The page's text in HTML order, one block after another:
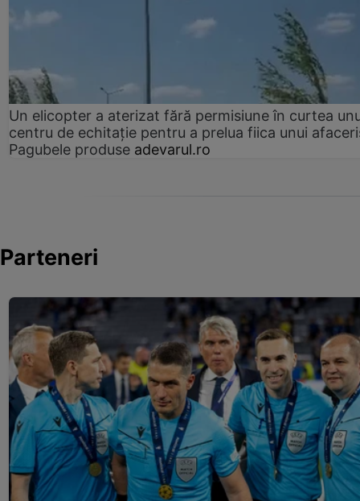
Un elicopter a aterizat fără permisiune în curtea
centru de echitație pentru a prelua fiica unui
Pagubele produse adevarul.ro
Parteneri